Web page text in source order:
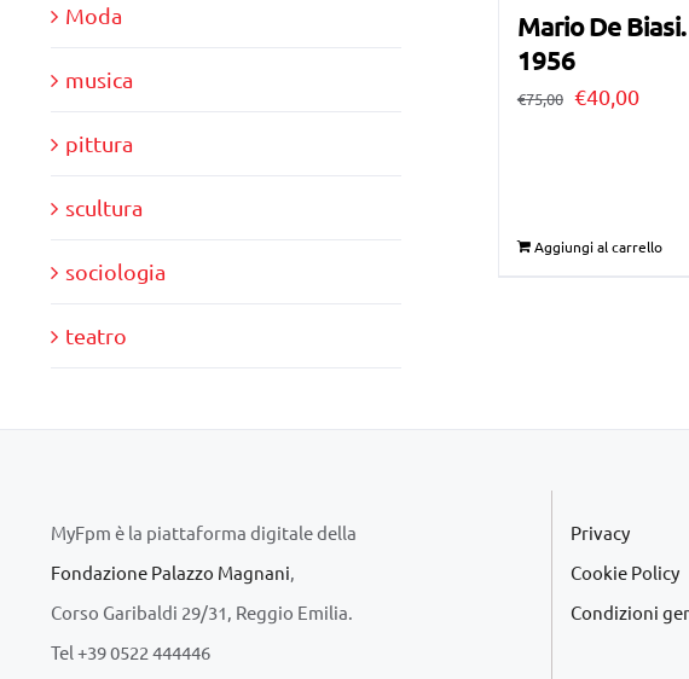
Mario De
1956
€75,00 Il
€75,00.
€40,00Il
Aggiungi al carrello
Moda
musica
pittura
scultura
sociologia
teatro
MyFpm è la piattaforma digitale della
Fondazione Palazzo Magnani
Corso Garibaldi 29/31, Reggio Emilia.
Tel +39 0522 444446
Privacy
Cookie Policy
Condizioni